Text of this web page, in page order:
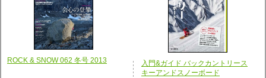
ROCK & SNOW 062 冬号 2013
入門&ガイド バックカントリース
キーアンドスノーボード